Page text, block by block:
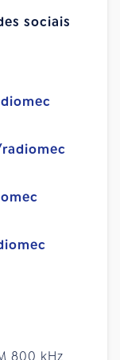
sociais
800 kHz